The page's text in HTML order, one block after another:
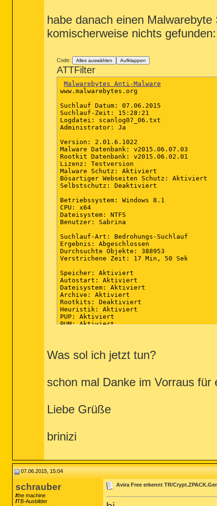
habe danach einen
komischerweise nichts gefunden:
Code: Alles auswählen Aufklappen
ATTFilter
Malwarebytes Anti-Malware
www.malwarebytes.org
Suchlauf Datum: 07.06.2015
Suchlauf-Zeit: 15:28:21
Logdatei: scanlog07_06.txt
Administrator: Ja
Version: 2.01.6.1022
Malware Datenbank: v2015.06.07.03
Rootkit Datenbank: v2015.06.02.01
Lizenz: Testversion
Malware Schutz: Aktiviert
Bösartiger Webseiten Schutz: Aktiviert
Selbstschutz: Deaktiviert
Betriebssystem: Windows 8.1
CPU: x64
Dateisystem: NTFS
Benutzer: Sabrina
Suchlauf-Art: Bedrohungs-Suchlauf
Ergebnis: Abgeschlossen
Durchsuchte Objekte: 388953
Verstrichene Zeit: 17 Min, 50 Sek
Speicher: Aktiviert
Autostart: Aktiviert
Dateisystem: Aktiviert
Archive: Aktiviert
Rootkits: Deaktiviert
Heuristik: Aktiviert
PUP: Aktiviert
PUM: Aktiviert
Module: 0
Registrierungsschlüssel: 0
Registrierungswerte: 0
(Keine schädliche Elemente gefunden)
(Keine schädliche Elemente gefunden)
Dateien: 0
(Keine schädliche Elemente gefunden)
Physische Sektoren: 0
(Keine schädliche Elemente gefunden)
Was sol ich jetzt tun?
schon mal Danke im Vorraus für
Liebe Grüße
brinizi
07.06.2015, 15:04
schrauber
the machine
TB-Ausbilder
Avira Free erkennt TR/